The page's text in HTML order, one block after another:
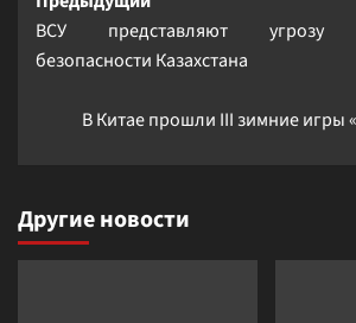
записи
ВСУ представляют угрозу
безопасности Казахстана
В Китае прошли III зимние игры
Другие новости